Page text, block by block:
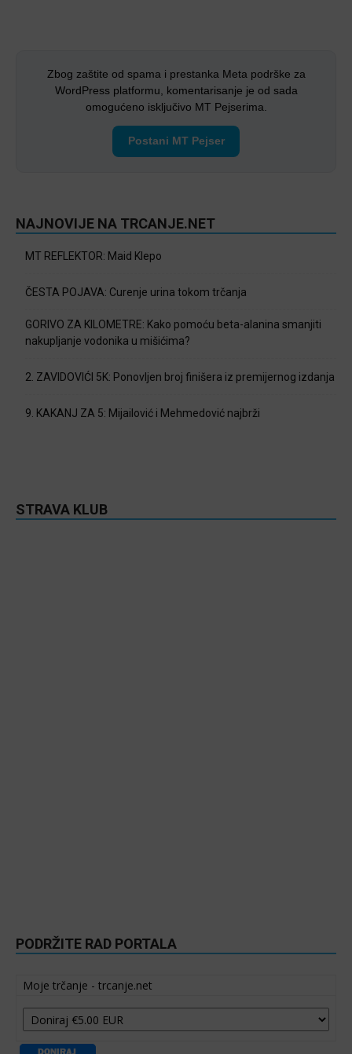
Zbog zaštite od spama i prestanka Meta podrške za
WordPress platformu, komentarisanje je od sada
omogućeno isključivo MT Pejserima.
Postani MT Pejser
NAJNOVIJE NA TRCANJE.NET
MT REFLEKTOR: Maid Klepo
ČESTA POJAVA: Curenje urina tokom trčanja
GORIVO ZA KILOMETRE: Kako pomoću beta-alanina smanjiti
nakupljanje vodonika u mišićima?
2. ZAVIDOVIĆI 5K: Ponovljen broj finišera iz premijernog izdanja
9. KAKANJ ZA 5: Mijailović i Mehmedović najbrži
STRAVA KLUB
PODRŽITE RAD PORTALA
Moje trčanje - trcanje.net